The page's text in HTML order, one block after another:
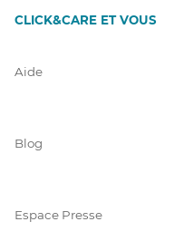
CLICK&CARE ET VOUS
Aide
Blog
Espace Presse